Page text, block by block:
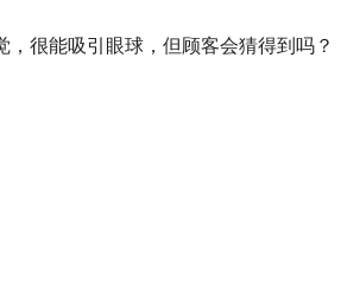
，很能吸引眼球，但顾客会猜得到吗？